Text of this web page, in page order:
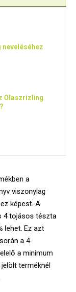
Olaszrizling
a
viszonylag
képest. A
4 tojásos tészta
lehet. Ez azt
a 4
a minimum
terméknél